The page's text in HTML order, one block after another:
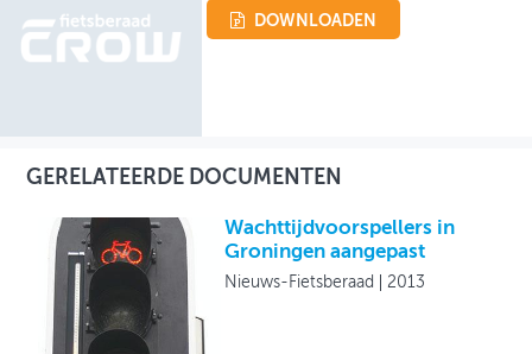
DOWNLOADEN
GERELATEERDE DOCUMENTEN
Wachttijdvoorspellers in
Groningen aangepast
Nieuws-Fietsberaad 2013